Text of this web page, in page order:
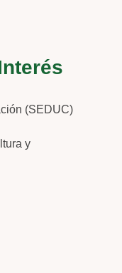
(SEDUC)
y